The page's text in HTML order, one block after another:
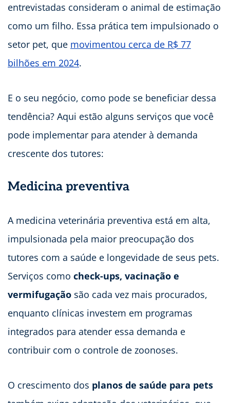
entrevistadas consideram o animal de estimação
como um filho. Essa prática tem impulsionado o
setor pet, que movimentou cerca de R$ 77
bilhões em 2024.
E o seu negócio, como pode se beneficiar dessa
tendência? Aqui estão alguns serviços que você
pode implementar para atender à demanda
crescente dos tutores:
Medicina preventiva
A medicina veterinária preventiva está em alta,
impulsionada pela maior preocupação dos
tutores com a saúde e longevidade de seus pets.
Serviços como check-ups, vacinação e
vermifugação são cada vez mais procurados,
enquanto clínicas investem em programas
integrados para atender essa demanda e
contribuir com o controle de zoonoses.
O crescimento dos planos de saúde para pets